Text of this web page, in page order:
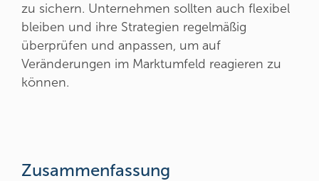
zu sichern. Unternehmen sollten auch flexibel
bleiben und ihre Strategien regelmäßig
überprüfen und anpassen, um auf
Veränderungen im Marktumfeld reagieren zu
können.
Zusammenfassung